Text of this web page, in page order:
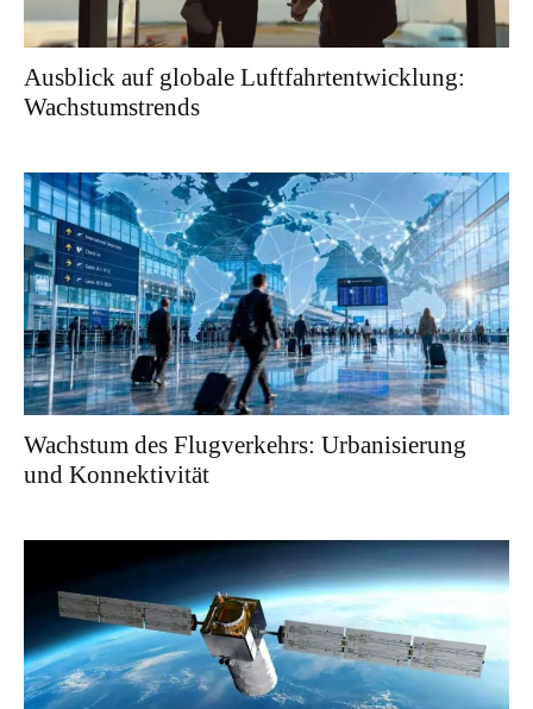
Ausblick auf globale Luftfahrtentwicklung:
Wachstumstrends
Wachstum des Flugverkehrs: Urbanisierung
und Konnektivität